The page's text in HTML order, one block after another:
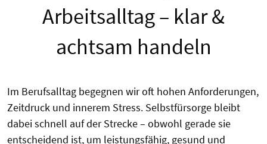
Arbeitsalltag – klar &
achtsam handeln
Im Berufsalltag begegnen wir oft hohen Anforderungen,
Zeitdruck und innerem Stress. Selbstfürsorge bleibt
dabei schnell auf der Strecke – obwohl gerade sie
entscheidend ist, um leistungsfähig, gesund und